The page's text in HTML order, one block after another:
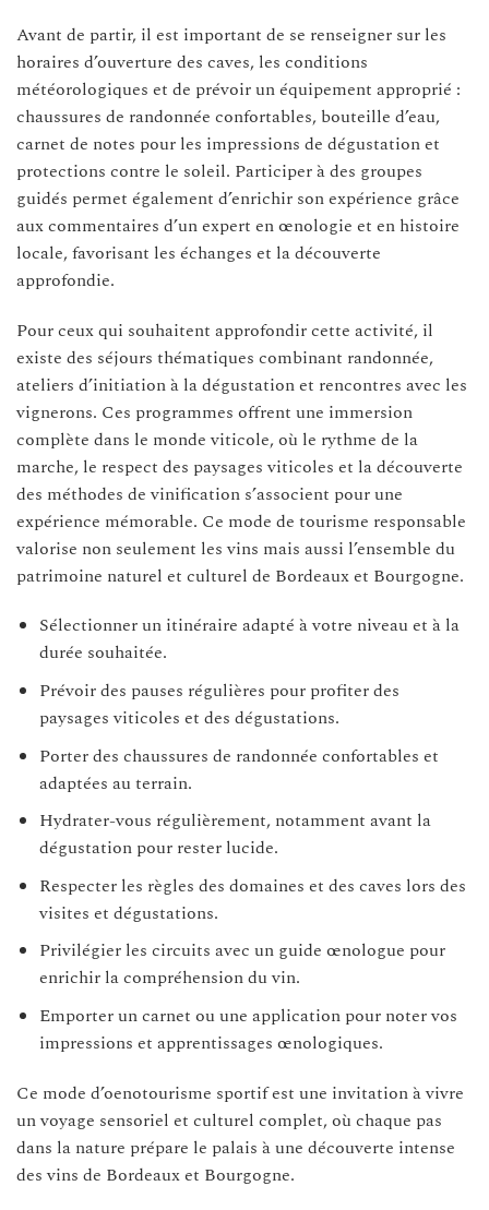
Avant de partir, il est important de se renseigner sur les
horaires d’ouverture des caves, les conditions
météorologiques et de prévoir un équipement approprié :
chaussures de randonnée confortables, bouteille d’eau,
carnet de notes pour les impressions de dégustation et
protections contre le soleil. Participer à des groupes
guidés permet également d’enrichir son expérience grâce
aux commentaires d’un expert en œnologie et en histoire
locale, favorisant les échanges et la découverte
approfondie.
Pour ceux qui souhaitent approfondir cette activité, il
existe des séjours thématiques combinant randonnée,
ateliers d’initiation à la dégustation et rencontres avec les
vignerons. Ces programmes offrent une immersion
complète dans le monde viticole, où le rythme de la
marche, le respect des paysages viticoles et la découverte
des méthodes de vinification s’associent pour une
expérience mémorable. Ce mode de tourisme responsable
valorise non seulement les vins mais aussi l’ensemble du
patrimoine naturel et culturel de Bordeaux et Bourgogne.
Sélectionner un itinéraire adapté à votre niveau et à la
durée souhaitée.
Prévoir des pauses régulières pour profiter des
paysages viticoles et des dégustations.
Porter des chaussures de randonnée confortables et
adaptées au terrain.
Hydrater-vous régulièrement, notamment avant la
dégustation pour rester lucide.
Respecter les règles des domaines et des caves lors des
visites et dégustations.
Privilégier les circuits avec un guide œnologue pour
enrichir la compréhension du vin.
Emporter un carnet ou une application pour noter vos
impressions et apprentissages œnologiques.
Ce mode d’oenotourisme sportif est une invitation à vivre
un voyage sensoriel et culturel complet, où chaque pas
dans la nature prépare le palais à une découverte intense
des vins de Bordeaux et Bourgogne.